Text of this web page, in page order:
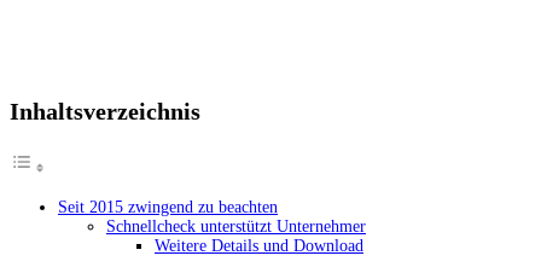
Inhaltsverzeichnis
Seit 2015 zwingend zu beachten
Schnellcheck unterstützt Unternehmer
Weitere Details und Download